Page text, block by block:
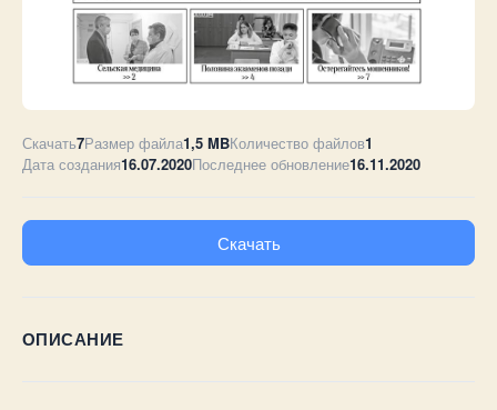
Скачать7Размер файла1,5 MBКоличество файлов1
Дата создания16.07.2020Последнее обновление16.11.2020
Скачать
ОПИСАНИЕ